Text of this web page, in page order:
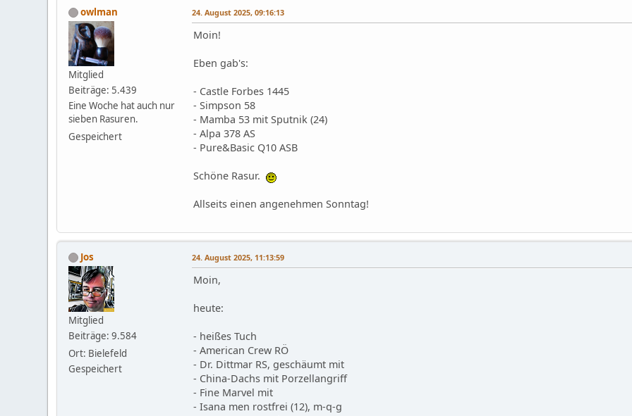
owlman
Mitglied
Beiträge: 5.439
Eine Woche hat auch nur
sieben Rasuren.
Gespeichert
24. August 2025, 09:16:13
Moin!
Eben gab's:
- Castle Forbes 1445
- Simpson 58
- Mamba 53 mit Sputnik (24)
- Alpa 378 AS
- Pure&Basic Q10 ASB
Schöne Rasur.
Allseits einen angenehmen Sonntag!
Jos
Mitglied
Beiträge: 9.584
Ort: Bielefeld
Gespeichert
24. August 2025, 11:13:59
Moin,
heute:
- heißes Tuch
- American Crew RÖ
- Dr. Dittmar RS, geschäumt mit
- China-Dachs mit Porzellangriff
- Fine Marvel mit
- Isana men rostfrei (12), m-q-g